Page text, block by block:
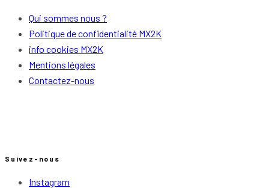
Qui sommes nous ?
Politique de confidentialité MX2K
info cookies MX2K
Mentions légales
Contactez-nous
Suivez-nous
Instagram